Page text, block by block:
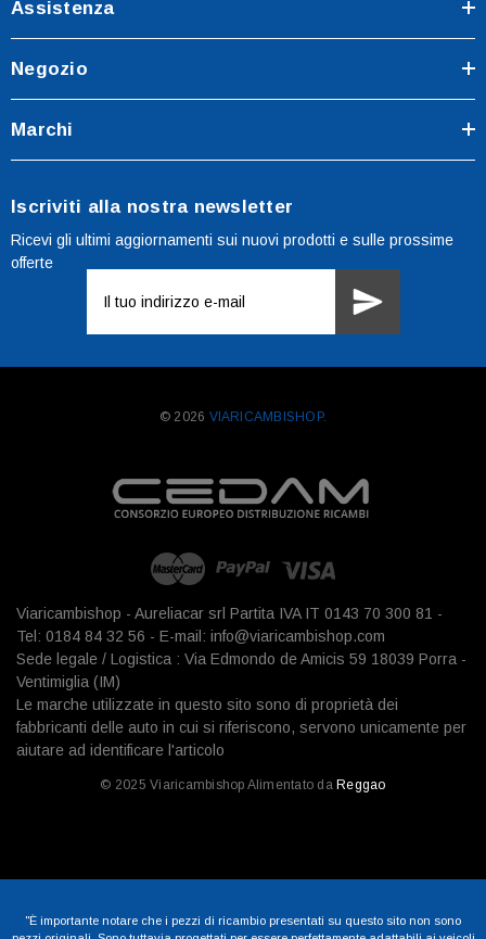
Assistenza
Negozio
Marchi
Iscriviti alla nostra newsletter
Ricevi gli ultimi aggiornamenti sui nuovi prodotti e sulle prossime
offerte
mail
© 2026 VIARICAMBISHOP.
Viaricambishop - Aureliacar srl Partita IVA IT 0143 70 300 81 -
Tel: 0184 84 32 56 - E-mail: info@viaricambishop.com
Sede legale / Logistica : Via Edmondo de Amicis 59 18039 Porra -
Ventimiglia (IM)
Le marche utilizzate in questo sito sono di proprietà dei
fabbricanti delle auto in cui si riferiscono, servono unicamente per
aiutare ad identificare l'articolo
© 2025 Viaricambishop Alimentato da Reggao
"È importante notare che i pezzi di ricambio presentati su questo sito non sono